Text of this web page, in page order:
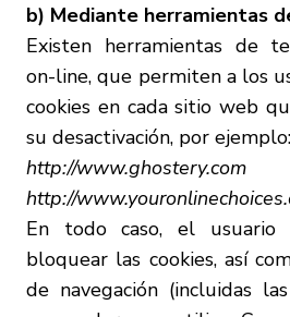
b) Mediante herramientas
Existen herramientas de
on-line, que permiten a los
cookies en cada sitio web
su desactivación, por ejemplo:
http://www.ghostery.com
http://
En todo caso, el
bloquear las cookies, así
de navegación (incluidas